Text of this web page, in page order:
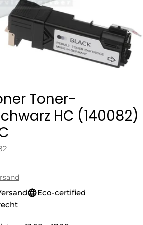
Toner-
HC (140082)
Eco-certified